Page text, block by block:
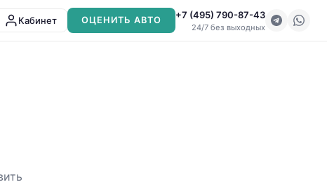
Кабинет ОЦЕНИТЬ АВТО +7 (495) 790-87-43
24/7 без выходных